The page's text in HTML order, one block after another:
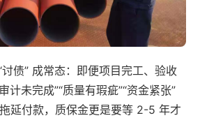
讨债” 成常态：即便项目完工、验收
计未完成”“质量有瑕疵”“资金紧张”
延付款，质保金更是要等 2-5 年才